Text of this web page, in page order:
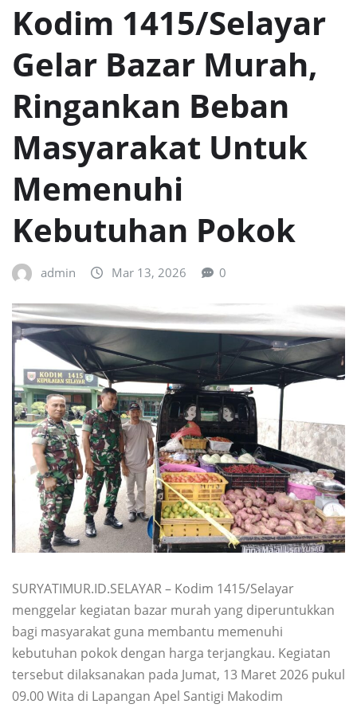
Kodim 1415/Selayar
Gelar Bazar Murah,
Ringankan Beban
Masyarakat Untuk
Memenuhi
Kebutuhan Pokok
admin Mar 13, 2026 0
SURYATIMUR.ID.SELAYAR – Kodim 1415/Selayar
menggelar kegiatan bazar murah yang diperuntukkan
bagi masyarakat guna membantu memenuhi
kebutuhan pokok dengan harga terjangkau. Kegiatan
tersebut dilaksanakan pada Jumat, 13 Maret 2026 pukul
09.00 Wita di Lapangan Apel Santigi Makodim